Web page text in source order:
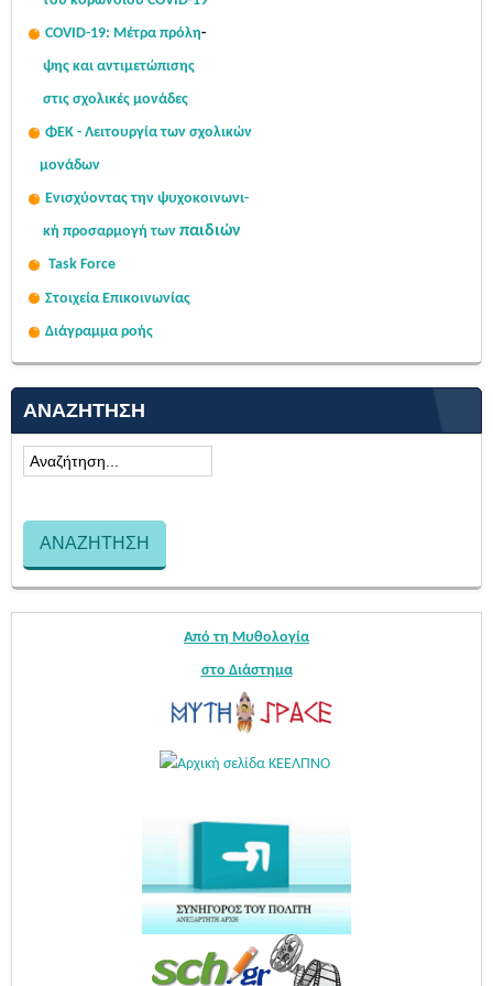
COVID-19: Μέτρα πρόλη-
ψης και αντιμετώπισης
στις σχολικές μονάδες
ΦΕΚ - Λειτουργία των σχολικών
μονάδων
Ενισχύοντας την ψυχοκοινωνι-
κή προσαρμογή των παιδιών
Task Force
Στοιχεία Επικοινωνίας
Διάγραμμα ροής
ΑΝΑΖΉΤΗΣΗ
Από τη Μυθολογία
στο Διάστημα